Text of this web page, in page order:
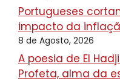
Portugueses
impacto da
8 de Agosto, 2026
A poesia de El
Profeta, alma da